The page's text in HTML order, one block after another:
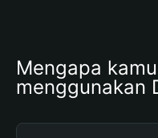
Mengapa
menggunakan